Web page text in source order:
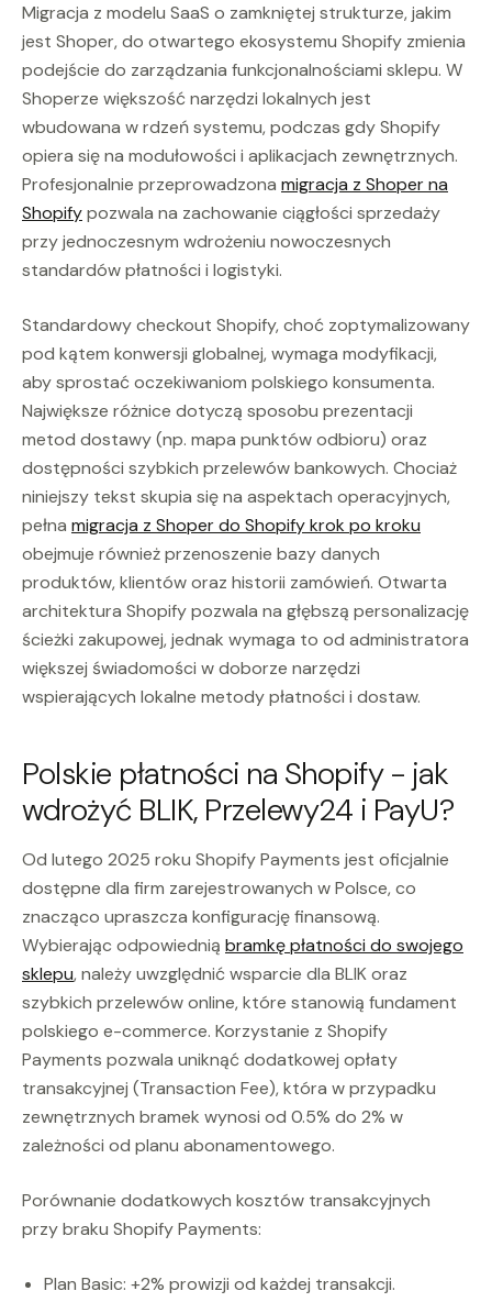
Migracja z modelu SaaS o zamkniętej strukturze, jakim
jest Shoper, do otwartego ekosystemu Shopify zmienia
podejście do zarządzania funkcjonalnościami sklepu. W
Shoperze większość narzędzi lokalnych jest
wbudowana w rdzeń systemu, podczas gdy Shopify
opiera się na modułowości i aplikacjach zewnętrznych.
Profesjonalnie przeprowadzona migracja z Shoper na
Shopifypozwala na zachowanie ciągłości sprzedaży
przy jednoczesnym wdrożeniu nowoczesnych
standardów płatności i logistyki.
Standardowy checkout Shopify, choć zoptymalizowany
pod kątem konwersji globalnej, wymaga modyfikacji,
aby sprostać oczekiwaniom polskiego konsumenta.
Największe różnice dotyczą sposobu prezentacji
metod dostawy (np. mapa punktów odbioru) oraz
dostępności szybkich przelewów bankowych. Chociaż
niniejszy tekst skupia się na aspektach operacyjnych,
pełna migracja z Shoper do Shopify krok po kroku
obejmuje również przenoszenie bazy danych
produktów, klientów oraz historii zamówień. Otwarta
architektura Shopify pozwala na głębszą personalizację
ścieżki zakupowej, jednak wymaga to od administratora
większej świadomości w doborze narzędzi
wspierających lokalne metody płatności i dostaw.
Polskie płatności na Shopify - jak
wdrożyć BLIK, Przelewy24 i PayU?
Od lutego 2025 roku Shopify Payments jest oficjalnie
dostępne dla firm zarejestrowanych w Polsce, co
znacząco upraszcza konfigurację finansową.
Wybierając odpowiednią bramkę płatności do swojego
sklepu, należy uwzględnić wsparcie dla BLIK oraz
szybkich przelewów online, które stanowią fundament
polskiego e-commerce. Korzystanie z Shopify
Payments pozwala uniknąć dodatkowej opłaty
transakcyjnej (Transaction Fee), która w przypadku
zewnętrznych bramek wynosi od 0.5% do 2% w
zależności od planu abonamentowego.
Porównanie dodatkowych kosztów transakcyjnych
przy braku Shopify Payments:
Plan Basic: +2% prowizji od każdej transakcji.